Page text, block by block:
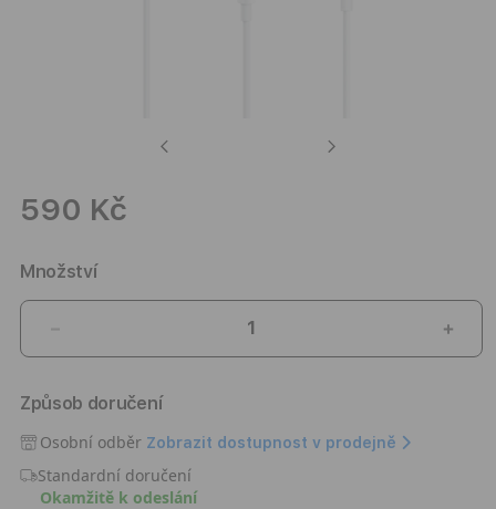
Previous Next
590 Kč
Množství
množství
Sluchátka
Apple
EarPods
(USB‑C)
Způsob doručení
Osobní odběr Zobrazit dostupnost v prodejně
Standardní doručení
Okamžitě k odeslání